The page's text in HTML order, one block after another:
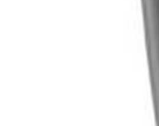
Un problème ? Contactez-nous